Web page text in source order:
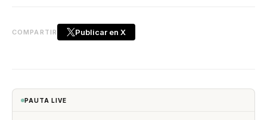
COMPARTIR Publicar en X
PAUTA LIVE